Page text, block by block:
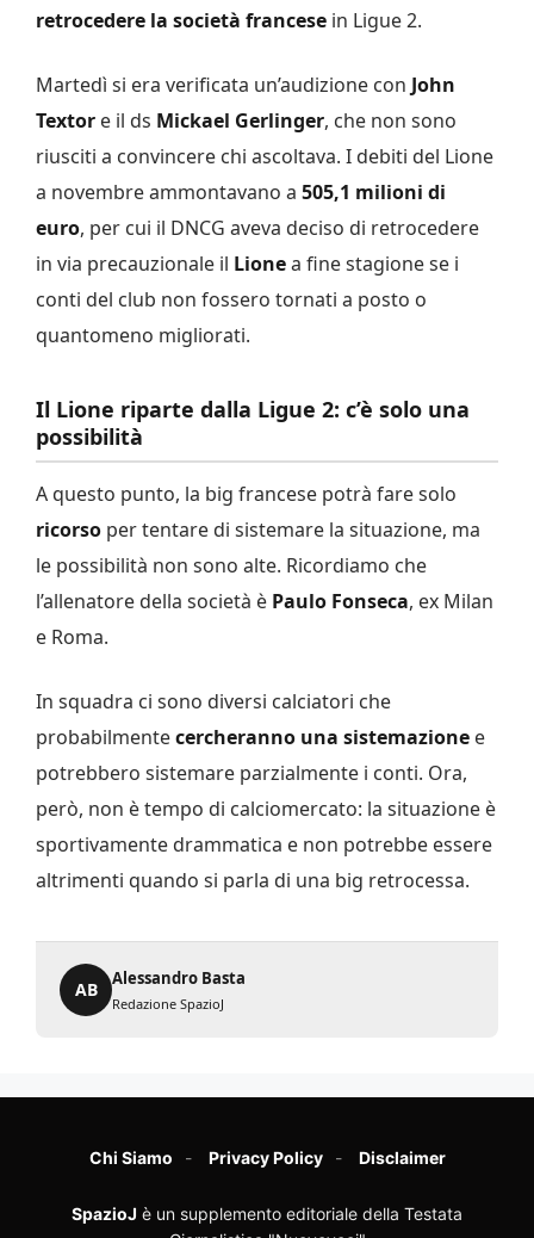
retrocedere la società francese in Ligue 2.
Martedì si era verificata un’audizione con John
Textor e il ds Mickael Gerlinger, che non sono
riusciti a convincere chi ascoltava. I debiti del Lione
a novembre ammontavano a 505,1 milioni di
euro, per cui il DNCG aveva deciso di retrocedere
in via precauzionale il Lionea fine stagione se i
conti del club non fossero tornati a posto o
quantomeno migliorati.
Il Lione riparte dalla Ligue 2: c’è solo una
possibilità
A questo punto, la big francese potrà fare solo
ricorso per tentare di sistemare la situazione, ma
le possibilità non sono alte. Ricordiamo che
l’allenatore della società è Paulo Fonseca, ex Milan
e Roma.
In squadra ci sono diversi calciatori che
probabilmentecercheranno una sistemazione e
potrebbero sistemare parzialmente i conti. Ora,
però, non è tempo di calciomercato: la situazione è
sportivamente drammatica e non potrebbe essere
altrimenti quando si parla di una big retrocessa.
AB
Alessandro Basta
Redazione SpazioJ
Chi Siamo Privacy Policy Disclaimer
SpazioJ è un supplemento editoriale della Testata